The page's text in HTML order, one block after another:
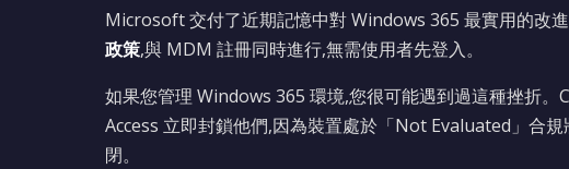
Microsoft 交付了近期記憶中對 Windows 365 最實用的改
政策,與 MDM 註冊同時進行,無需使用者先登入。
如果您管理 Windows 365 環境,您很可能遇到過這種挫折
Access 立即封鎖他們,因為裝置處於「Not Evaluated」合
閉。